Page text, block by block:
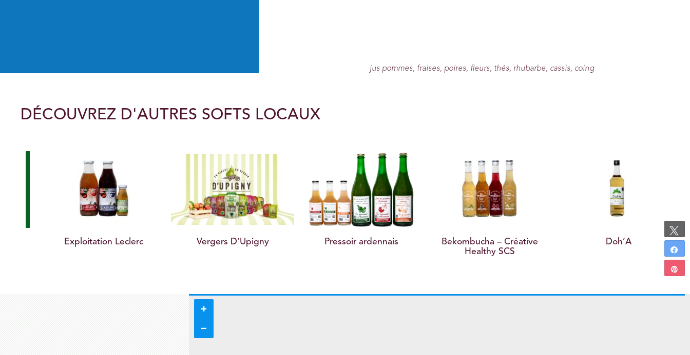
jus pommes, fraises, poires, fleurs, thés, rhubarbe, cassis, coing
DÉCOUVREZ D'AUTRES SOFTS LOCAUX
Exploitation Leclerc Vergers D’Upigny Pressoir ardennais
Bekombucha – Créative
Healthy SCS
Doh’A